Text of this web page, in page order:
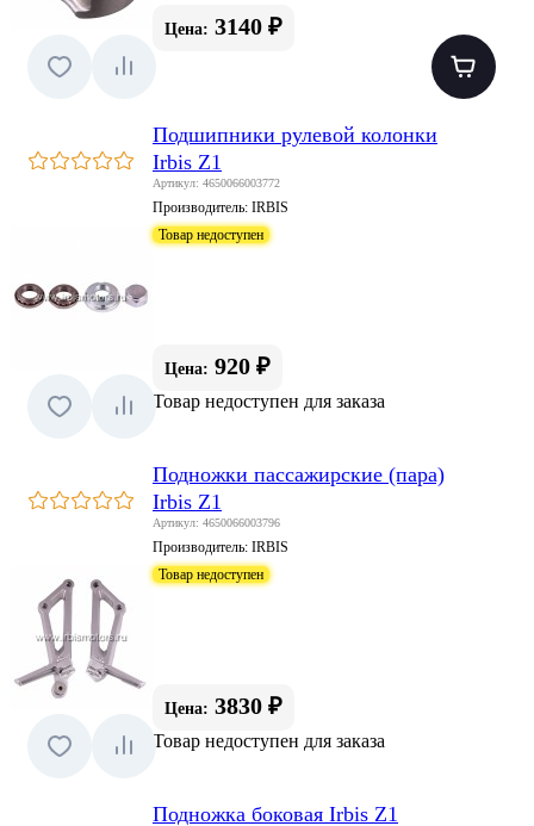
Цена: 3140 ₽
Подшипники рулевой колонки
Irbis Z1
Артикул: 4650066003772
Производитель: IRBIS
Товар недоступен
Цена: 920 ₽
Товар недоступен для заказа
Подножки пассажирские (пара)
Irbis Z1
Артикул: 4650066003796
Производитель: IRBIS
Товар недоступен
Цена: 3830 ₽
Товар недоступен для заказа
Подножка боковая Irbis Z1